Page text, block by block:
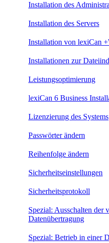
Installation des
Installation des Servers
Installation von lexiCan
Installationen zur
Leistungsoptimierung
lexiCan 6 Business
Lizenzierung des Systems
Passwörter ändern
Reihenfolge ändern
Sicherheitseinstellungen
Sicherheitsprotokoll
Spezial: Ausschalten der
Datenübertragung
Spezial: Betrieb in einer